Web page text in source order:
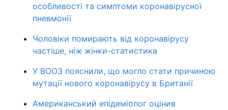
особливості та симптоми коронавірусної
пневмонії
Чоловіки помирають від коронавірусу
частіше, ніж жінки-статистика
У ВООЗ пояснили, що могло стати причиною
мутації нового коронавірусу в Британії
Американський епідеміолог оцінив